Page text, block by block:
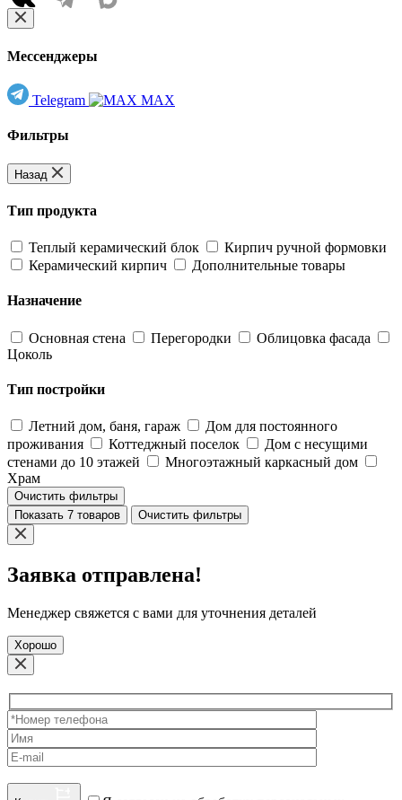
Мессенджеры
Telegram MAX
Фильтры
Назад
Тип продукта
Теплый керамический блок
Кирпич ручной формовки
Керамический кирпич
Дополнительные товары
Назначение
Основная стена Перегородки
Облицовка фасада
Цоколь
Тип постройки
Летний дом, баня, гараж
Дом для постоянного
проживания
Коттеджный поселок
Дом с несущими
стенами до 10 этажей
Многоэтажный каркасный дом
Храм
Очистить фильтры
Показать 7 товаров
Очистить фильтры
Заявка отправлена!
Менеджер свяжется с вами для уточнения деталей
Хорошо